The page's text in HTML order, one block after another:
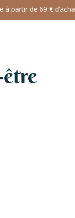
partir de 69 € d’achat